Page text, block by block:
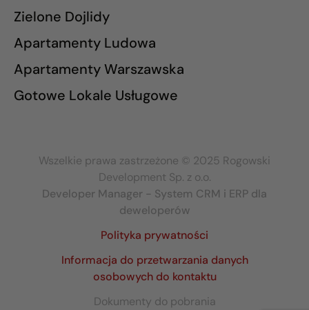
Zielone Dojlidy
Apartamenty Ludowa
Apartamenty Warszawska
Gotowe Lokale Usługowe
Wszelkie prawa zastrzeżone © 2025 Rogowski
Development Sp. z o.o.
Developer Manager - System CRM i ERP dla
deweloperów
Polityka prywatności
Informacja do przetwarzania danych
osobowych do kontaktu
Dokumenty do pobrania